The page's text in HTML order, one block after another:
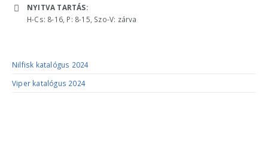
NYITVA TARTÁS:
H-Cs: 8-16, P: 8-15, Szo-V: zárva
Nilfisk katalógus 2024
Viper katalógus 2024